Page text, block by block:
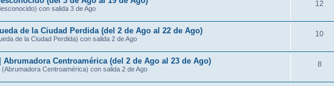
con salida 3 de Ago
12
de la Ciudad Perdida (del 2 de Ago al 22 de Ago)
de la Ciudad Perdida) con salida 2 de Ago
10
Centroamérica (del 2 de Ago al 23 de Ago)
Centroamérica) con salida 2 de Ago
8